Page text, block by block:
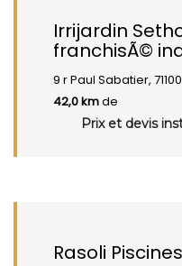
Irrijardin
franchisÃ©
9 r Paul Sabatier, 71100
42,0 kmde
Prix et devis
Rasoli Piscines